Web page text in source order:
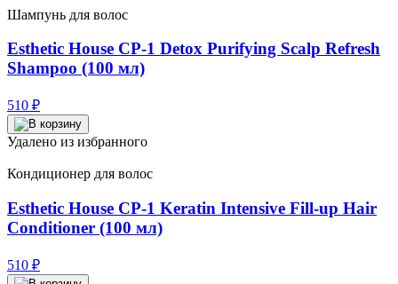
Шампунь для волос
Esthetic House CP-1 Detox Purifying Scalp Refresh
Shampoo (100 мл)
510 ₽
Удалено из избранного
Кондиционер для волос
Esthetic House CP-1 Keratin Intensive Fill-up Hair
Conditioner (100 мл)
510 ₽